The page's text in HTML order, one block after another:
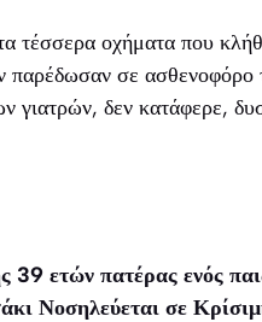
τέσσερα οχήματα που
παρέδωσαν σε
γιατρών, δεν κατάφερε,
39 ετών πατέρας ενός
Νοσηλεύεται σε